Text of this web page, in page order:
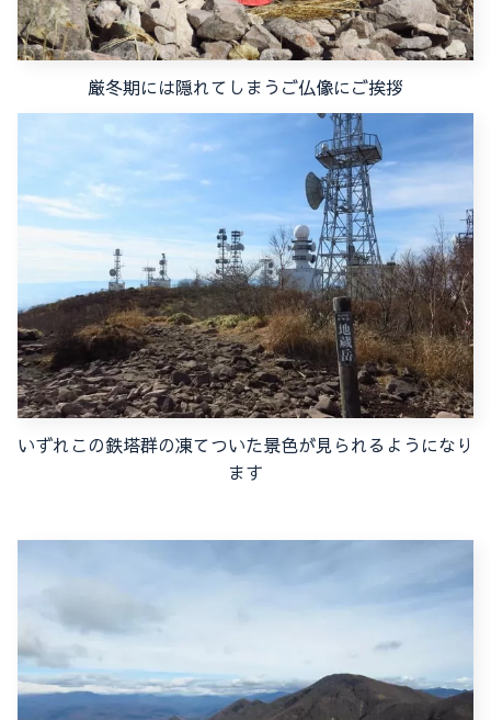
厳冬期には隠れてしまうご仏像にご挨拶
いずれこの鉄塔群の凍てついた景色が見られるようになり
ます